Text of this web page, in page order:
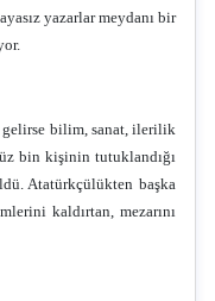
yazarlar meydanı bir
gelirse bilim, sanat, ilerilik
bin kişinin tutuklandığı
Atatürkçülükten başka
kaldırtan, mezarını